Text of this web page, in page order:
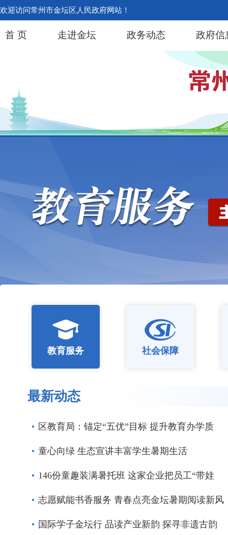
欢迎访问常州市金坛区人民政府网站！
首 页 走进金坛 政务动态 政府信
教育服务 社会保障
最新动态
区教育局：锚定“五优”目标 提升教育办学质
童心向绿 生态宣讲丰富学生暑期生活
146份童趣装满暑托班 这家企业把员工“带娃
志愿赋能书香服务 青春点亮金坛暑期阅读新风
国际学子金坛行 品读产业新韵 探寻非遗古韵